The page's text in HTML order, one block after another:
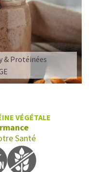
& Protéinées
VÉGÉTALE
Santé